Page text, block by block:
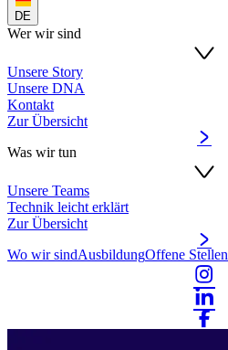
DE
Wer wir sind
Unsere Story
Unsere DNA
Kontakt
Zur Übersicht
Was wir tun
Unsere Teams
Technik leicht erklärt
Zur Übersicht
Wo wir sindAusbildungOffene Stellen